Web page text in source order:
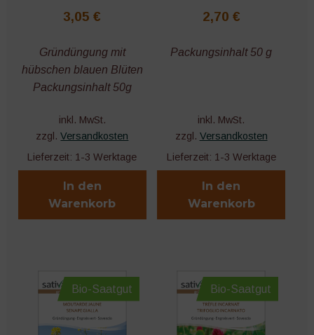
3,05€
Gründüngung mit
hübschen blauen Blüten
Packungsinhalt 50g
inkl. MwSt.
zzgl.Versandkosten
Lieferzeit: 1-3 Werktage
In den
Warenkorb
2,70 €
Packungsinhalt 50 g
inkl. MwSt.
zzgl. Versandkosten
Lieferzeit: 1-3 Werktage
In den
Warenkorb
Bio-Saatgut Bio-Saatgut